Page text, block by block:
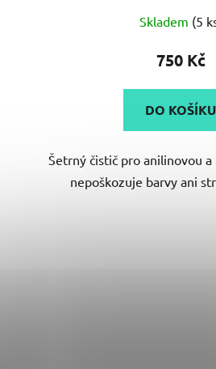
(5
750 Kč
DO KOŠÍKU
Šetrný čistič pro anilinovou a
nepoškozuje barvy ani